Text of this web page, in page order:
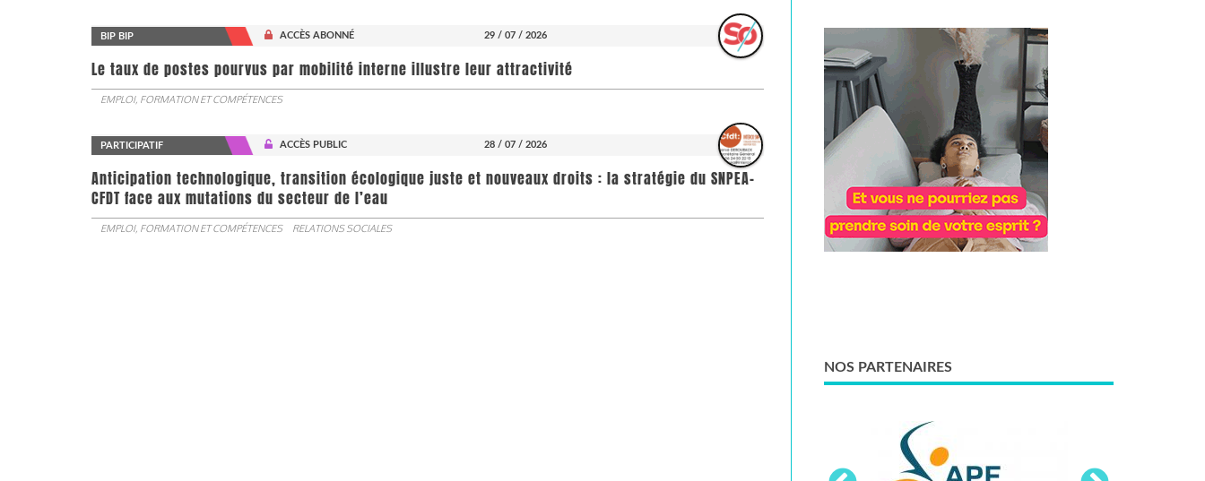
BIP BIP ACCÈS ABONNÉ 29 / 07 / 2026
Le taux de postes pourvus par mobilité interne illustre leur attractivité
EMPLOI, FORMATION ET COMPÉTENCES
PARTICIPATIF ACCÈS PUBLIC 28 / 07 / 2026
Anticipation technologique, transition écologique juste et nouveaux droits : la stratégie du SNPEA-
CFDT face aux mutations du secteur de l’eau
EMPLOI, FORMATION ET COMPÉTENCES RELATIONS SOCIALES
NOS PARTENAIRES